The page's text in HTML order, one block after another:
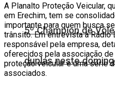
5º Champion de
duplas neste
A Planalto Proteção Veicular,
em Erechim, tem se
importante para quem busca
trânsito. Em entrevista à Rádio
responsável pela empresa,
oferecidos pela associação
proteção veicular e uma série
associados.